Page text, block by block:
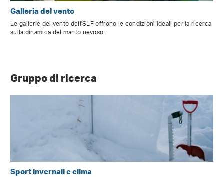
Galleria del vento
Le gallerie del vento dell'SLF offrono le condizioni ideali per la ricerca
sulla dinamica del manto nevoso.
Gruppo di ricerca
Sport invernali e clima